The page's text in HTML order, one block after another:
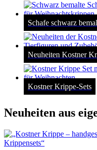
Schafe schwarz
Neuheiten Kostner
Kostner Krippe-Sets
Neuheiten aus